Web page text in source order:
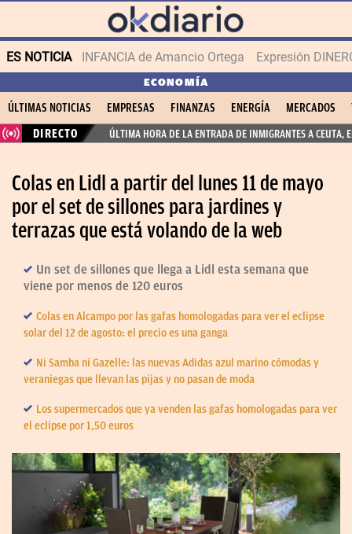
ES NOTICIA INFANCIA de Amancio Ortega Expresión
ECONOMÍA
ÚLTIMAS NOTICIAS EMPRESAS FINANZAS ENERGÍA MERCADOS
DIRECTO
ÚLTIMA HORA DE LA ENTRADA DE INMIGRANTES A CEUTA,
Colas en Lidl a partir del lunes 11 de mayo
por el set de sillones para jardines y
terrazas que está volando de la web
Un set de sillones que llega a Lidl esta semana que
viene por menos de 120 euros
Colas en Alcampo por las gafas homologadas para ver el eclipse
solar del 12 de agosto: el precio es una ganga
Ni Samba ni Gazelle: las nuevas Adidas azul marino cómodas y
veraniegas que llevan las pijas y no pasan de moda
Los supermercados que ya venden las gafas homologadas para ver
el eclipse por 1,50 euros